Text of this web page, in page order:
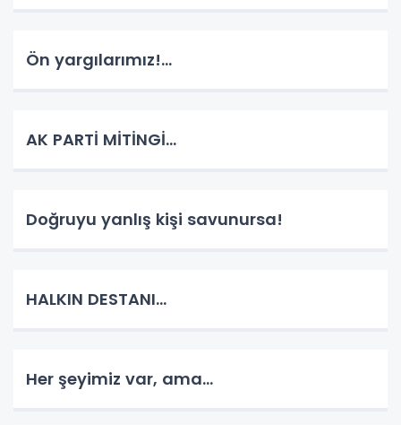
Ön yargılarımız!...
AK PARTİ MİTİNGİ...
Doğruyu yanlış kişi savunursa!
HALKIN DESTANI...
Her şeyimiz var, ama...